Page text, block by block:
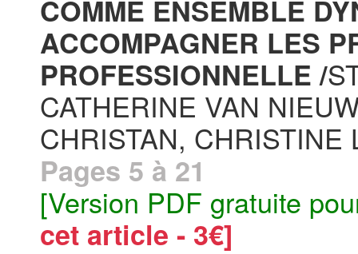
COMME ENSEMBLE
ACCOMPAGNER LES
PROFESSIONNELLE /
CATHERINE VAN
CHRISTAN,
Pages 5 à 21
[Version PDF gratuite
cet article - 3€]